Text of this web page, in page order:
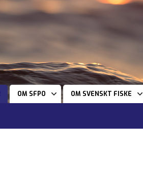
OM SFPO OM SVENSKT FISKE